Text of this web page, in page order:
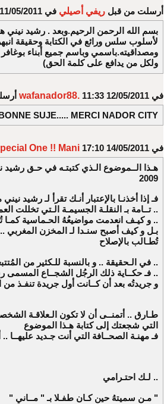
أرسلت من قبل ريفي أصيلي في 11/05/2011 14:14
بسم الله الرحمن الرحيم.وبعد . رشيد نيني
لأسلوب سلس ورائع في الكتابة وحقيقة
ومصداقيته.باسمي وباسم جميع أبناء
ولكل من يدافع على كلمة الحق)
wafanador88.
في 12/05/2011 11:33
SUJE..... MERCI NADOR CITY
One !! Mani
في 14/05/2011 17:10
هـذا الــموضوع الـذي كتبتـه في حـق رشيد
2009
فـ إذا أخذنـا بالإعتبار أنـك تقرأ لـ رشيد
تــامة بـ النقلـة الجسيمـة الـتي تخللت العمود الخــاص بـ رشيد نيني ..
و كيـف انعدمت مواضيعُهُ الحـماسية كمـا تُحبون تسميتهــا ..
بـل و كيف أصبح سنـدا لـ المخزن المغربي
تُطـالب بالإصلاح
في الـحقيقة .. و بالنسبة للـكثير من المُتتبعين ..
فـ حكــاية ذلك الرجُل الشجــاع المسمى رشيد نيني انتهت ..
و جريدتُه بعد أن كــانت أول جريدة تنفـذ من
طـارق .. أتمنــى أن لا تكون الـعلاقـة
التي شجعتك إلى كتابة هـذا الموضوع
فـ مهنـة الصحــافة التي أنت جـديد عليهــا
لـك احتـرامي ..
" مـن سميتهُ حين كـان طفـلا بـ " مــاني "